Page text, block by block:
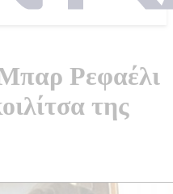
Ρεφαέλι
της